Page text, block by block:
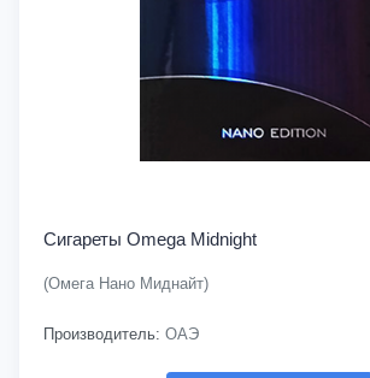
Сигареты Omega Midnight
(Омега Нано Миднайт)
Производитель: ОАЭ